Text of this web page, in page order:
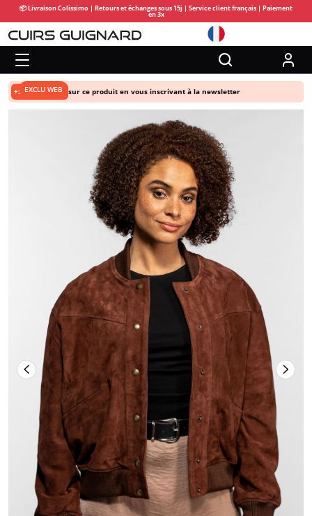
📦 Livraison Colissimo | Retours et échanges sous 15j | Service client français | Paiement
en 3x
+5% de remise sur ce produit en vous inscrivant à la newsletter
EXCLU WEB